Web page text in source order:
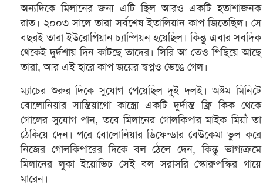
অন্যদিকে মিলানের জন্য এটি ছিল আরও একটি হতাশাজনক
রাত। ২০০৩ সালে তারা সর্বশেষ ইতালিয়ান কাপ জিতেছিল। সে
বছরই তারা ইউরোপিয়ান চ্যাম্পিয়ন হয়েছিল। কিন্তু এবার সবদিক
থেকেই দুর্দশায় দিন কাটছে তাদের। সিরি আ-তেও পিছিয়ে আছে
তারা, আর এই হারে কাপ জয়ের স্বপ্নও ভেঙে গেল।
ম্যাচের শুরুর দিকে সুযোগ পেয়েছিল দুই দলই। অষ্টম মিনিটে
বোলোনিয়ার সান্তিয়াগো কাস্ত্রো একটি দুর্দান্ত ফ্রি কিক থেকে
গোলের সুযোগ পান, তবে মিলানের গোলকিপার মাইক মিয়াঁ তা
ঠেকিয়ে দেন। পরে বোলোনিয়ার ডিফেন্ডার বেউকেমা ভুল করে
নিজের গোলকিপারের দিকে বল ঠেলে দেন, কিন্তু ভাগ্যক্রমে
মিলানের লুকা ইয়োভিচ সেই বল সরাসরি স্কোরুপস্কির গায়ে
মারেন।